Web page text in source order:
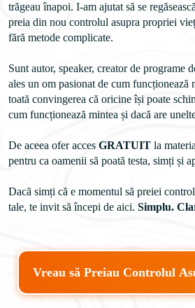
trăgeau înapoi. I-am ajutat să se
preia din nou controlul asupra propriei
fără metode complicate.
Sunt autor, speaker, creator de programe
ales un om pasionat de cum funcționează
toată convingerea că oricine își poate
cum funcționează mintea și dacă are
De aceea ofer acces GRATUIT la
Dacă simți că e momentul să preiei
tale, te invit să începi de aici. Simplu.
Vreau să Preiau Controlul